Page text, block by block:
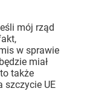
mój rząd
w sprawie
miał
także
szczycie UE